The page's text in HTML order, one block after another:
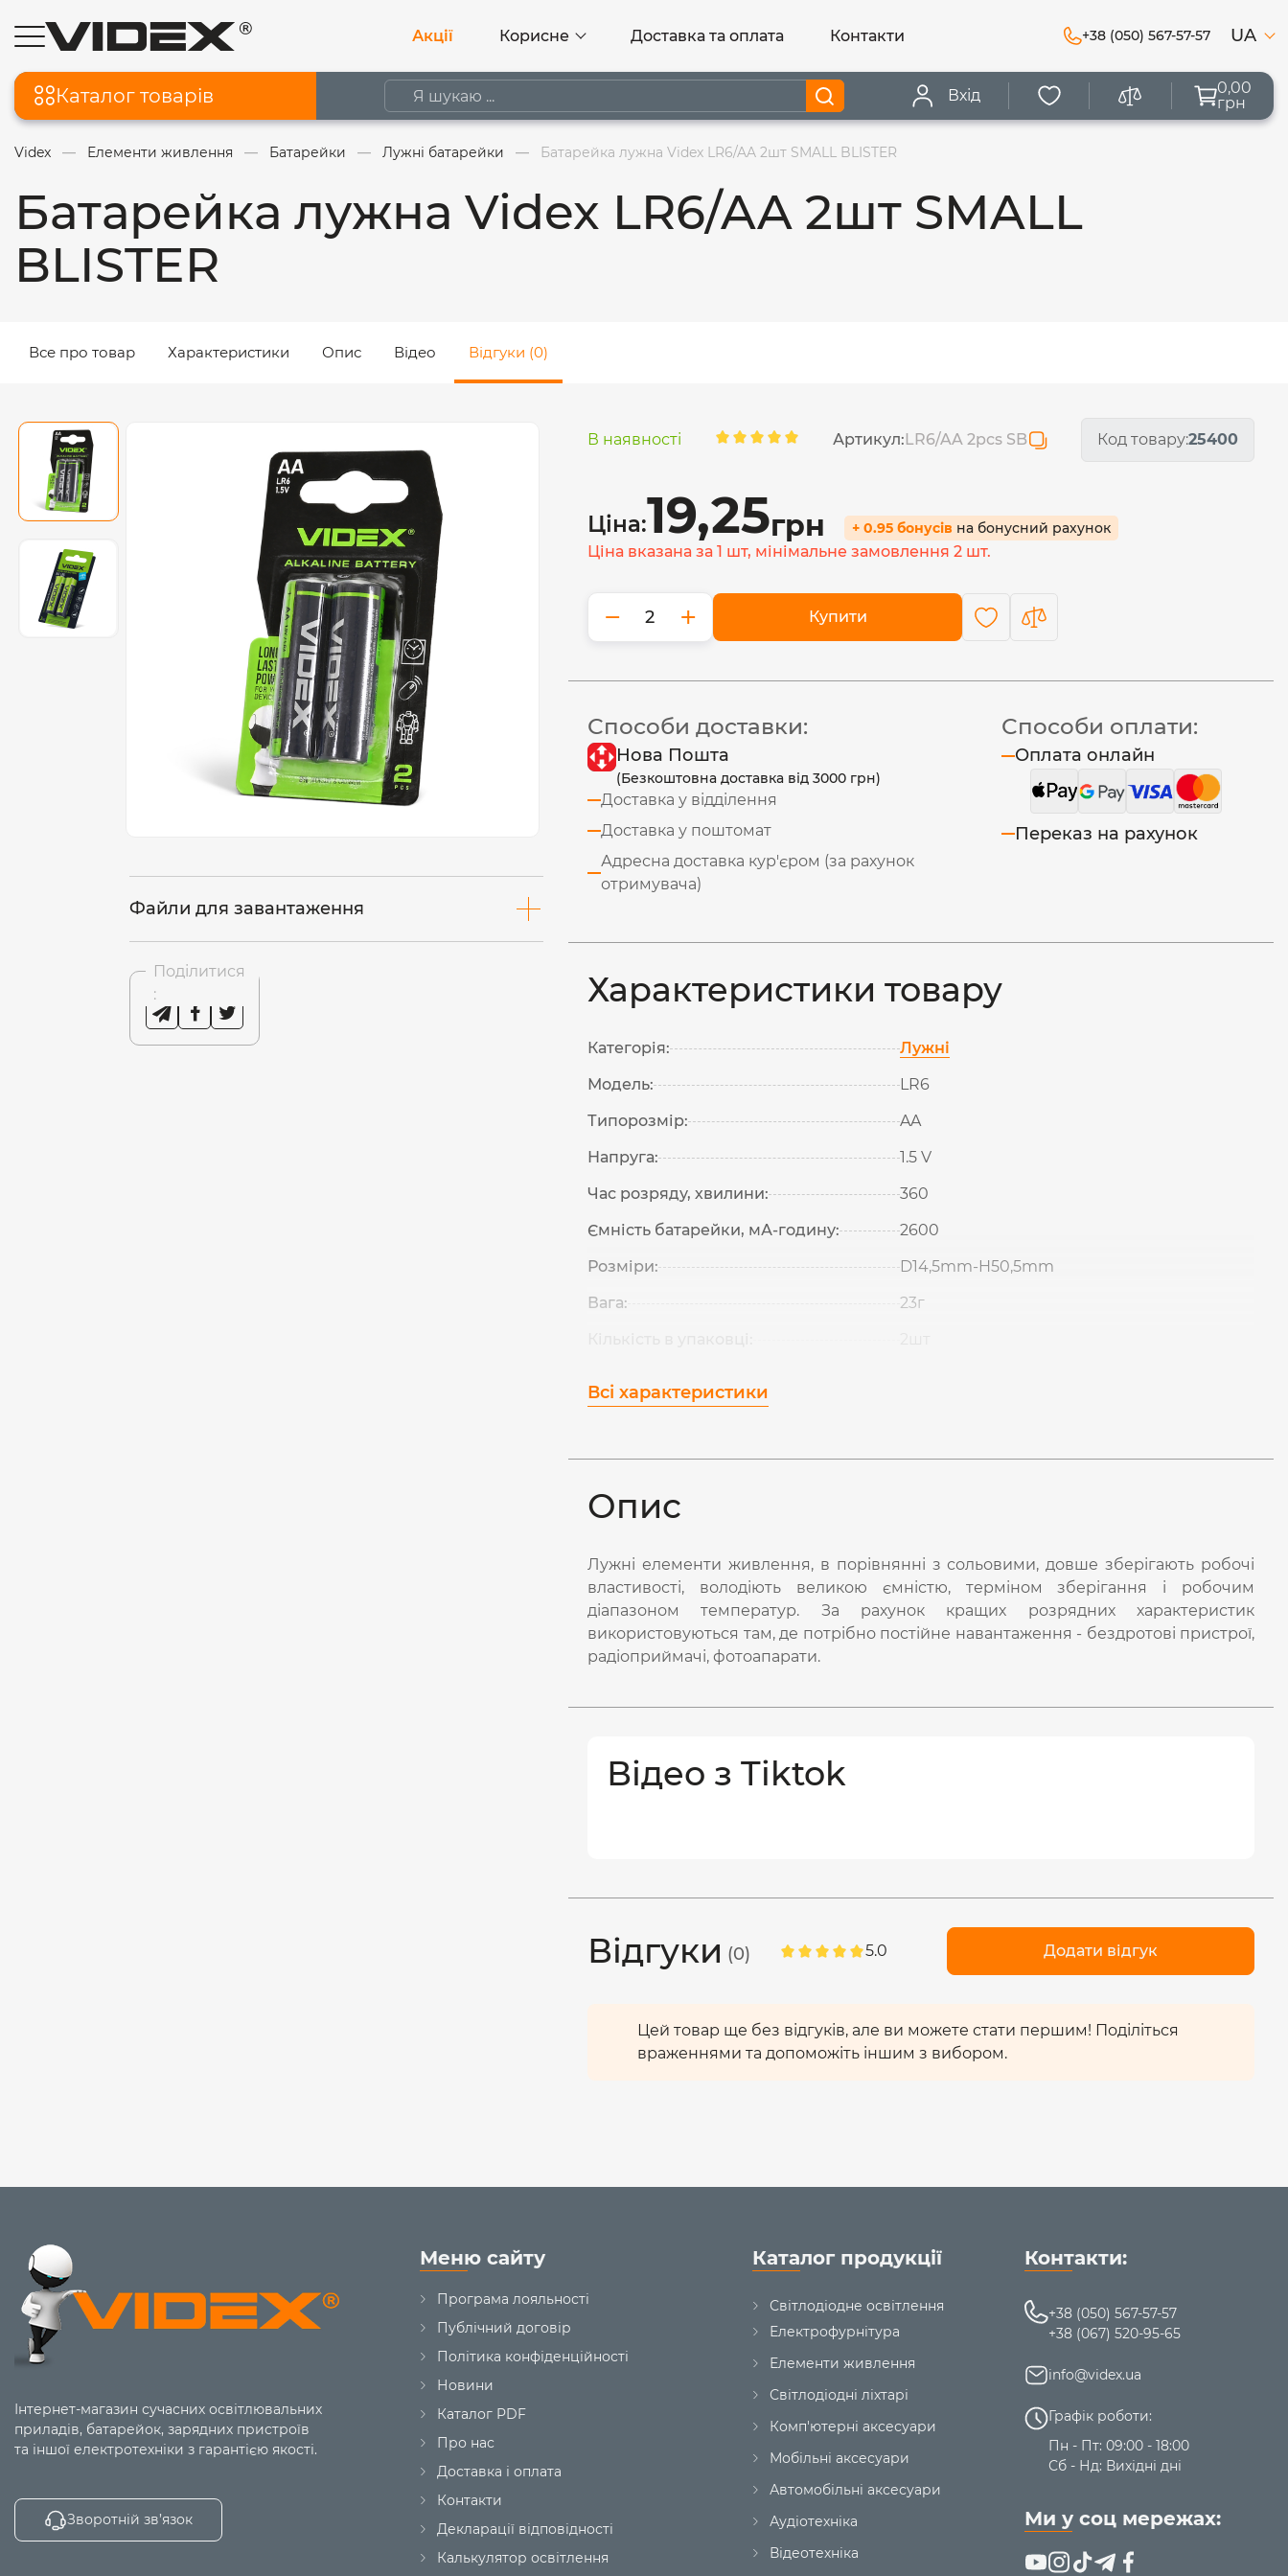
Акції Корисне Доставка та оплата Контакти +38 (050) 567-57-57 UA
Каталог товарів Вхід
0,00
грн
Videx Елементи живлення Батарейки Лужні батарейки Батарейка лужна Videx LR6/AA 2шт SMALL BLISTER
Батарейка лужна Videx LR6/AA 2шт SMALL
BLISTER
Все про товар Характеристики Опис Відео Відгуки (0)
Файли для завантаження
Поділитися
:
В наявності Артикул:LR6/AA 2pcs SB Код товару:25400
Ціна:19,25грн + 0.95 бонусів на бонусний рахунок
Ціна вказана за 1 шт, мінімальне замовлення 2 шт.
− + Купити
Способи доставки:
Нова Пошта
(Безкоштовна доставка від 3000 грн)
Доставка у відділення
Доставка у поштомат
Адресна доставка кур'єром (за рахунок
отримувача)
Способи оплати:
Оплата онлайн
Переказ на рахунок
Характеристики товару
Категорія:
Лужні
Модель:
LR6
Типорозмір:
AA
Напруга:
1.5 V
Час розряду, хвилини:
360
Ємність батарейки, мА-годину:
2600
Розміри:
D14,5mm-H50,5mm
Вага:
23г
Всі характеристики
Опис
Лужні елементи живлення, в порівнянні з сольовими, довше зберігають робочі
властивості, володіють великою ємністю, терміном зберігання і робочим
діапазоном температур. За рахунок кращих розрядних характеристик
використовуються там, де потрібно постійне навантаження - бездротові пристрої,
радіоприймачі, фотоапарати.
Відео з Tiktok
Відгуки (0) 5.0 Додати відгук
Цей товар ще без відгуків, але ви можете стати першим! Поділіться
враженнями та допоможіть іншим з вибором.
Інтернет-магазин сучасних освітлювальних
приладів, батарейок, зарядних пристроїв
та іншої електротехніки з гарантією якості.
Зворотній зв’язок
Меню сайту
Програма лояльності
Публічний договір
Політика конфіденційності
Новини
Каталог PDF
Про нас
Доставка і оплата
Контакти
Декларації відповідності
Калькулятор освітлення
Каталог продукції
Світлодіодне освітлення
Електрофурнітура
Елементи живлення
Світлодіодні ліхтарі
Комп'ютерні аксесуари
Мобільні аксесуари
Автомобільні аксесуари
Аудіотехніка
Відеотехніка
Контакти:
+38 (050) 567-57-57
+38 (067) 520-95-65
info@videx.ua
Графік роботи:
Пн - Пт: 09:00 - 18:00
Сб - Нд: Вихідні дні
Ми у соц мережах: